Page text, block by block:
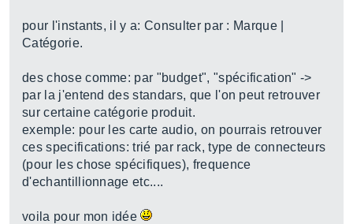
pour l'instants, il y a: Consulter par : Marque |
Catégorie.
des chose comme: par "budget", "spécification" ->
par la j'entend des standars, que l'on peut retrouver
sur certaine catégorie produit.
exemple: pour les carte audio, on pourrais retrouver
ces specifications: trié par rack, type de connecteurs
(pour les chose spécifiques), frequence
d'echantillionnage etc....
voila pour mon idée